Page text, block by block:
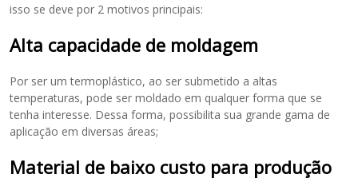
isso se deve por 2 motivos principais:
Alta capacidade de moldagem
Por ser um termoplástico, ao ser submetido a altas
temperaturas, pode ser moldado em qualquer forma que se
tenha interesse. Dessa forma, possibilita sua grande gama de
aplicação em diversas áreas;
Material de baixo custo para produção